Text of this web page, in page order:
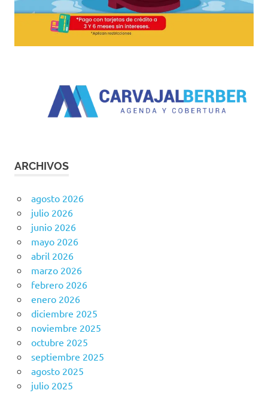
ARCHIVOS
agosto 2026
julio 2026
junio 2026
mayo 2026
abril 2026
marzo 2026
febrero 2026
enero 2026
diciembre 2025
noviembre 2025
octubre 2025
septiembre 2025
agosto 2025
julio 2025